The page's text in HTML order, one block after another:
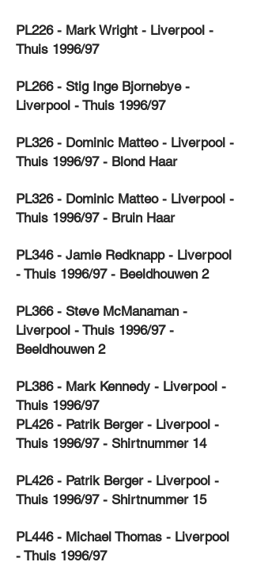
PL226 - Mark Wright - Liverpool -
Thuis 1996/97
PL266 - Stig Inge Bjornebye -
Liverpool - Thuis 1996/97
PL326 - Dominic Matteo - Liverpool -
Thuis 1996/97 - Blond Haar
PL326 - Dominic Matteo - Liverpool -
Thuis 1996/97 - Bruin Haar
PL346 - Jamie Redknapp - Liverpool
- Thuis 1996/97 - Beeldhouwen 2
PL366 - Steve McManaman -
Liverpool - Thuis 1996/97 -
Beeldhouwen 2
PL386 - Mark Kennedy - Liverpool -
Thuis 1996/97
PL426 - Patrik Berger - Liverpool -
Thuis 1996/97 - Shirtnummer 14
PL426 - Patrik Berger - Liverpool -
Thuis 1996/97 - Shirtnummer 15
PL446 - Michael Thomas - Liverpool
- Thuis 1996/97